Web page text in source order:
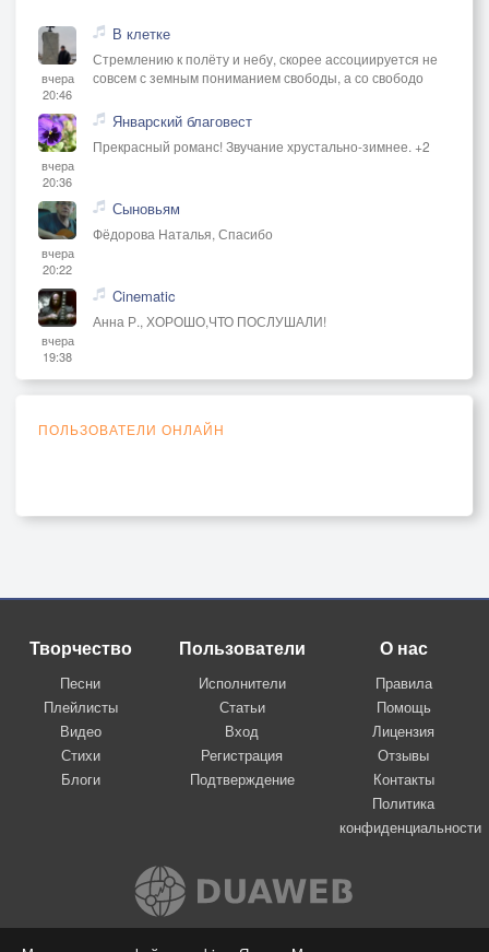
вчера
20:46
В клетке
Стремлению к полёту и небу, скорее ассоциируется не
совсем с земным пониманием свободы, а со свободо
вчера
20:36
Январский благовест
Прекрасный романс! Звучание хрустально-зимнее. +2
вчера
20:22
Сыновьям
Фёдорова Наталья, Спасибо
вчера
19:38
Cinematic
Анна Р., ХОРОШО,ЧТО ПОСЛУШАЛИ!
ПОЛЬЗОВАТЕЛИ ОНЛАЙН
Творчество
Песни
Плейлисты
Видео
Стихи
Блоги
Пользователи
Исполнители
Статьи
Вход
Регистрация
Подтверждение
О нас
Правила
Помощь
Лицензия
Отзывы
Контакты
Политика
конфиденциальности